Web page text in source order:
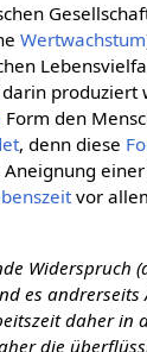
Wertwachstum
darin produziert
Form den
, denn diese
Aneignung
vor
Widerspruch
es
daher
die